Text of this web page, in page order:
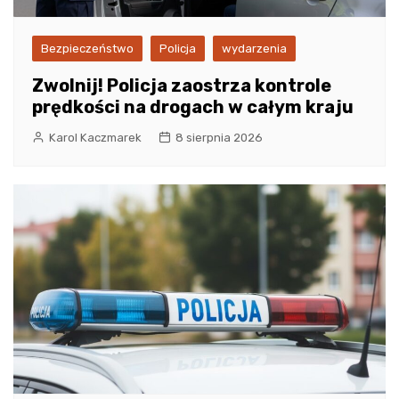
Bezpieczeństwo Policja wydarzenia
Zwolnij! Policja zaostrza kontrole
prędkości na drogach w całym kraju
Karol Kaczmarek 8 sierpnia 2026